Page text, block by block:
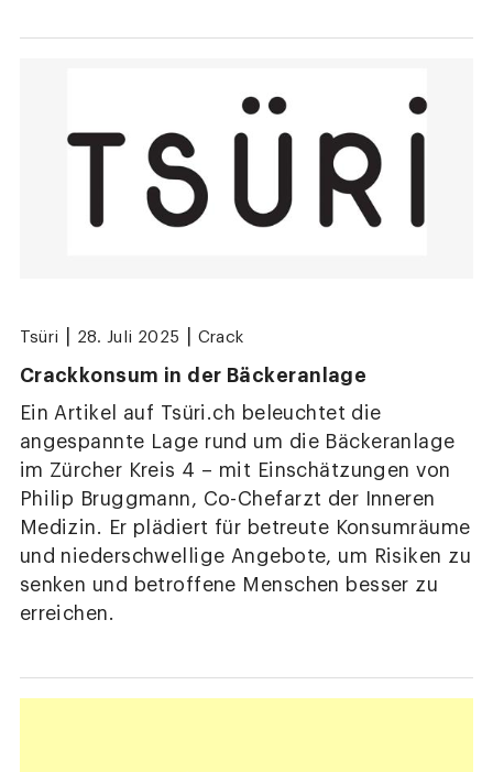
Tsüri 28. Juli 2025 Crack
Crackkonsum in der Bäckeranlage
Ein Artikel auf Tsüri.ch beleuchtet die
angespannte Lage rund um die Bäckeranlage
im Zürcher Kreis 4 – mit Einschätzungen von
Philip Bruggmann, Co-Chefarzt der Inneren
Medizin. Er plädiert für betreute Konsumräume
und niederschwellige Angebote, um Risiken zu
senken und betroffene Menschen besser zu
erreichen.